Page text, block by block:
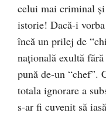
celui mai criminal
istorie! Dacă-i
încă un prilej de
naţională exultă
pună de-un “chef”.
totala ignorare a
s-ar fi cuvenit să